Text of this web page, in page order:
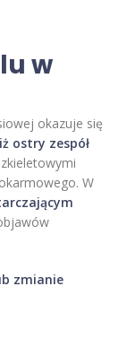
w
okazuje się
ostry zespół
W
zmianie